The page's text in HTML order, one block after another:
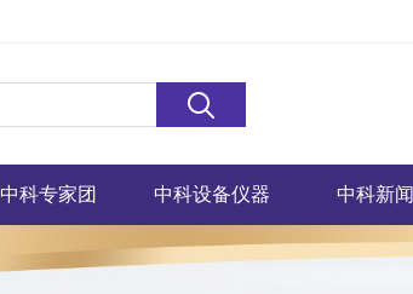
中科专家团 中科设备仪器 中科新闻